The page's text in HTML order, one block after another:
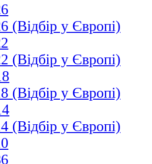
(Відбір у Європі)
(Відбір у Європі)
(Відбір у Європі)
(Відбір у Європі)